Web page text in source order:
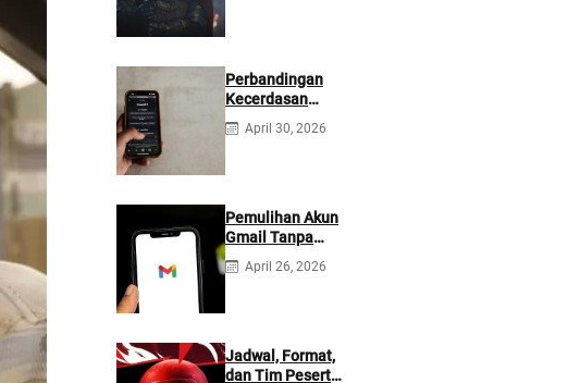
Perbandingan
Kecerdasan
Buatan Claude
dan ChatGPT:
April 30, 2026
Pemulihan Akun
Gmail Tanpa
Kontak
Tambahan
April 26, 2026
Jadwal, Format,
dan Tim Peserta